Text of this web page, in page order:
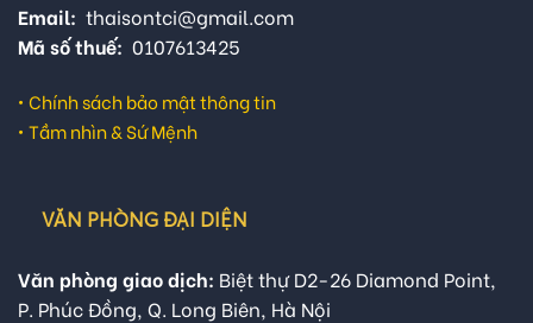
Email: thaisontci@gmail.com
Mã số thuế: 0107613425
• Chính sách bảo mật thông tin
• Tầm nhìn & Sứ Mệnh
VĂN PHÒNG ĐẠI DIỆN
Văn phòng giao dịch: Biệt thự D2-26 Diamond Point,
P. Phúc Đồng, Q. Long Biên, Hà Nội